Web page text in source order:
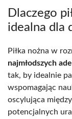
Dlaczego
idealna dla
Piłka nożna w
najmłodszych
tak, by idealnie
wspomagając
oscylująca między
potencjalnych